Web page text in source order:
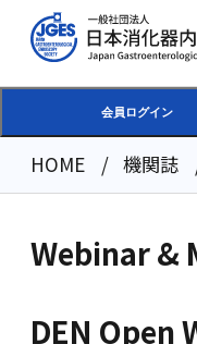
会員ログイン
HOME 機関誌
Webinar &
DEN Open